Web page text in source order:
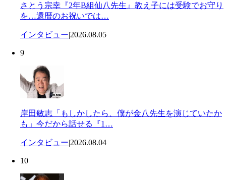
さとう宗幸『2年B組仙八先生』教え子には受験でお守り
を…還暦のお祝いでは…
インタビュー|2026.08.05
9
岸田敏志「もしかしたら、僕が金八先生を演じていたか
も」今だから話せる『1…
インタビュー|2026.08.04
10